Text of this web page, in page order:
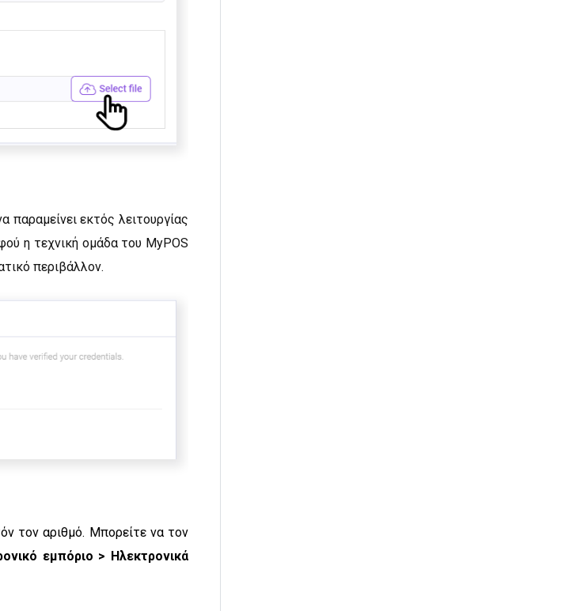
παραμείνει εκτός λειτουργίας
η τεχνική ομάδα του MyPOS
περιβάλλον.
τον αριθμό. Μπορείτε να τον
εμπόριο > Ηλεκτρονικά